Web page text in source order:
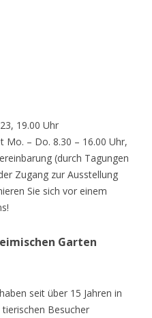
19.00 Uhr
Mo. – Do. 8.30 – 16.00 Uhr,
(durch Tagungen
Zugang zur Ausstellung
Sie sich vor einem
Garten
seit über 15 Jahren in
Besucher